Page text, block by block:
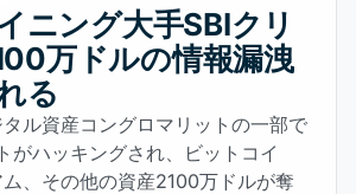
ニング大手SBIクリ
万ドルの情報漏洩
る
ル資産コングロマリットの一部で
がハッキングされ、ビットコイ
、その他の資産2100万ドルが奪